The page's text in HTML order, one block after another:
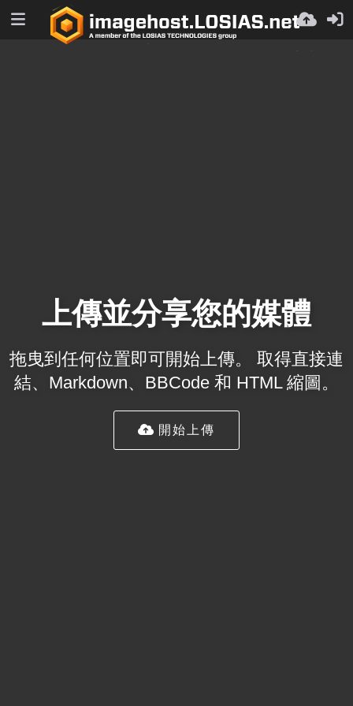
上傳並分享您的媒體
拖曳到任何位置即可開始上傳。 取得直接連
結、Markdown、BBCode 和 HTML 縮圖。
開始上傳